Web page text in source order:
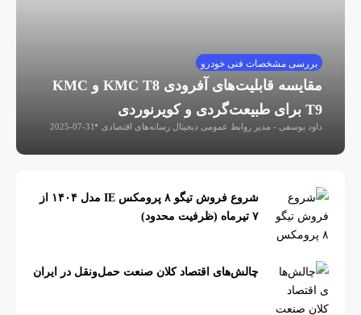
بررسی مشخصات فنی خودرو
مقایسه قابلیت‌های آفرودی KMC T8 و KMC
داود یوسفی - مدیر روابط عمومی دیجیتال رسانه‌های اقتصادی 2025-07-31
شروع فروش تیگو ۸ پرومکس IE مدل ۱۴۰۴ از
۷ تیرماه (ظرفیت محدود)
چالش‌های اقتصاد کلان صنعت حمل‌ونقل در ایران